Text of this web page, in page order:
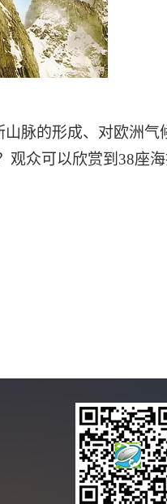
脉的形成、对欧洲
众可以欣赏到38座